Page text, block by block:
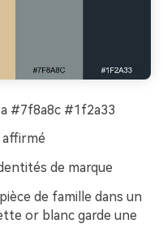
#7f8a8c #1f2a33
affirmé
de marque
de famille dans un
or blanc garde une